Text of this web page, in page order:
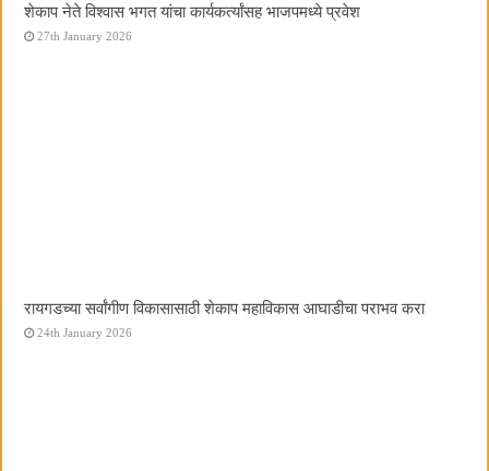
शेकाप नेते विश्वास भगत यांचा कार्यकर्त्यांसह भाजपमध्ये प्रवेश
27th January 2026
रायगडच्या सर्वांगीण विकासासाठी शेकाप महाविकास आघाडीचा पराभव करा
24th January 2026